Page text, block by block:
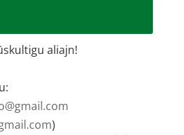
aliajn!
)